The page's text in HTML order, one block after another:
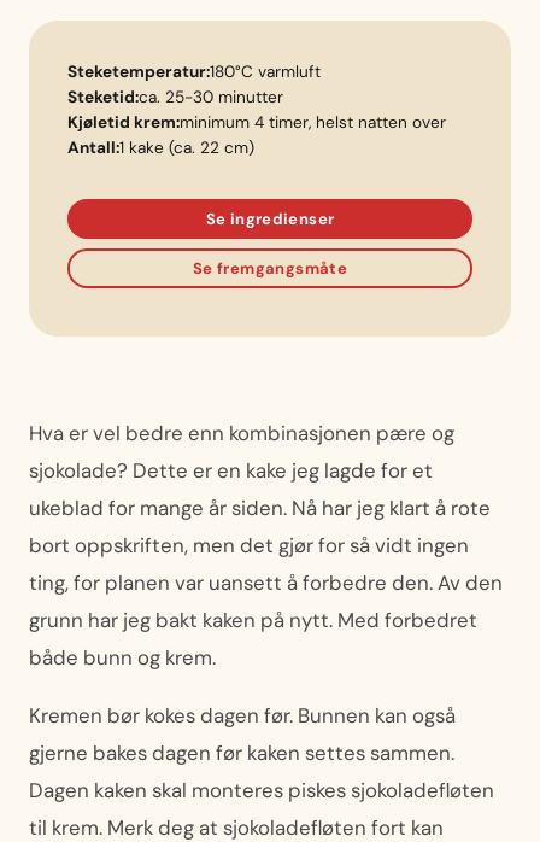
Hva er vel bedre enn kombinasjonen pære og
sjokolade? Dette er en kake jeg lagde for et
ukeblad for mange år siden. Nå har jeg klart å rote
bort oppskriften, men det gjør for så vidt ingen
ting, for planen var uansett å forbedre den. Av den
grunn har jeg bakt kaken på nytt. Med forbedret
både bunn og krem.
Kremen bør kokes dagen før. Bunnen kan også
gjerne bakes dagen før kaken settes sammen.
Dagen kaken skal monteres piskes sjokoladefløten
til krem. Merk deg at sjokoladefløten fort kan
Steketemperatur:180°C varmluft
Steketid:ca. 25-30 minutter
Kjøletid krem:minimum 4 timer, helst natten over
Antall:1 kake (ca. 22 cm)
Se ingredienser
Se fremgangsmåte